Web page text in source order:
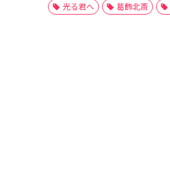
光る君へ
葛飾北斎